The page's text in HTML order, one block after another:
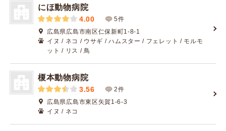
にほ動物病院
4.00
5件
広島県広島市南区仁保新町1-8-1
イヌ / ネコ / ウサギ / ハムスター / フェレット / モルモ
ット / リス / 鳥
榎本動物病院
3.56
2件
広島県広島市東区矢賀1-6-3
イヌ / ネコ